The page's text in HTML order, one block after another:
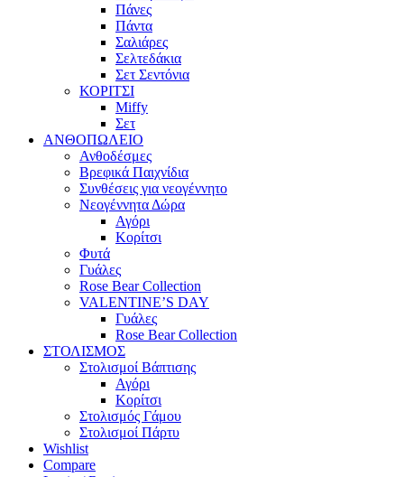
Πάνες
Πάντα
Σαλιάρες
Σελτεδάκια
Σετ Σεντόνια
ΚΟΡΙΤΣΙ
Miffy
Σετ
ΑΝΘΟΠΩΛΕΙΟ
Ανθοδέσμες
Βρεφικά Παιχνίδια
Συνθέσεις για νεογέννητο
Νεογέννητα Δώρα
Αγόρι
Κορίτσι
Φυτά
Γυάλες
Rose Bear Collection
VALENTINE’S DAY
Γυάλες
Rose Bear Collection
ΣΤΟΛΙΣΜΟΣ
Στολισμοί Βάπτισης
Αγόρι
Κορίτσι
Στολισμός Γάμου
Στολισμοί Πάρτυ
Wishlist
Compare